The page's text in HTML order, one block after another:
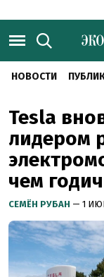
НОВОСТИ
Tesla
лидером
чем
СЕМЁН РУБАН — 1